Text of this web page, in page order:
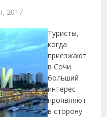
2017
Туристы,
когда
приезжают
в Сочи
больший
интерес
проявляют
в сторону